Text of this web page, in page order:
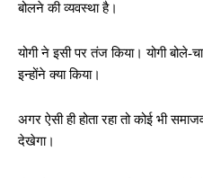
बोलने की व्यवस्था है।
योगी ने इसी पर तंज किया। योगी बोले-
इन्होंने क्या किया।
अगर ऐसी ही होता रहा तो कोई भी
देखेगा।